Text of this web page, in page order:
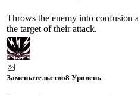
Throws the enemy into confusion
the target of their attack.
Замешательство8 Уровень